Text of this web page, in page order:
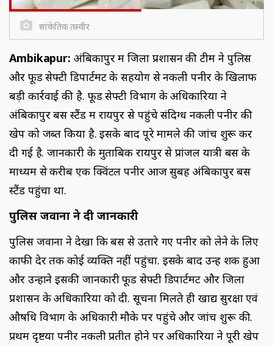
सांकेतिक तस्‍वीर
Ambikapur: अंबिकापुर में जिला प्रशासन की टीम ने पुलिस
और फूड सेफ्टी डिपार्टमेंट के सहयोग से नकली पनीर के खिलाफ
बड़ी कार्रवाई की है. फूड सेफ्टी विभाग के अधिकारियों ने
अंबिकापुर बस स्टैंड में रायपुर से पहुंचे संदिग्ध नकली पनीर की
खेप को जब्त किया है. इसके बाद पूरे मामले की जांच शुरू कर
दी गई है. जानकारी के मुताबिक रायपुर से प्रांजल यात्री बस के
माध्यम से करीब एक क्विंटल पनीर आज सुबह अंबिकापुर बस
स्टैंड पहुंचा था.
पुलिस जवानों ने दी जानकारी
पुलिस जवानों ने देखा कि बस से उतारे गए पनीर को लेने के लिए
काफी देर तक कोई व्यक्ति नहीं पहुंचा. इसके बाद उन्हें शक हुआ
और उन्होंने इसकी जानकारी फूड सेफ्टी डिपार्टमेंट और जिला
प्रशासन के अधिकारियों को दी. सूचना मिलते ही खाद्य सुरक्षा एवं
औषधि विभाग के अधिकारी मौके पर पहुंचे और जांच शुरू की.
प्रथम दृष्टया पनीर नकली प्रतीत होने पर अधिकारियों ने पूरी खेप